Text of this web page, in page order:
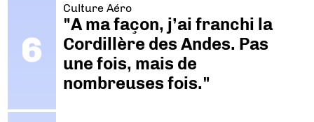
Culture Aéro
"A ma façon, j’ai franchi la
Cordillère des Andes. Pas
une fois, mais de
nombreuses fois."